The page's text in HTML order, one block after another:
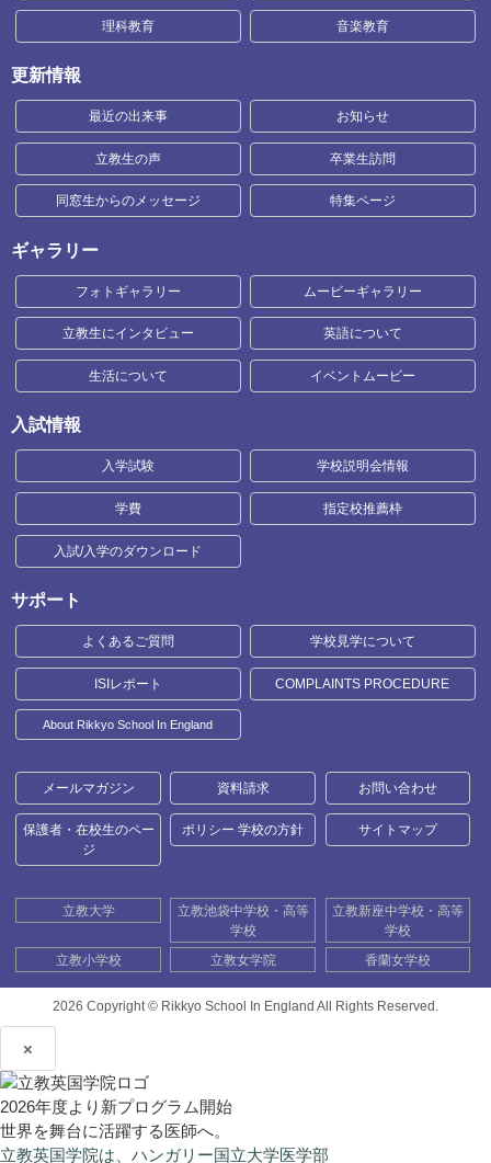
理科教育 音楽教育
更新情報
最近の出来事 お知らせ
立教生の声 卒業生訪問
同窓生からのメッセージ 特集ページ
ギャラリー
フォトギャラリー ムービーギャラリー
立教生にインタビュー 英語について
生活について イベントムービー
入試情報
入学試験 学校説明会情報
学費 指定校推薦枠
入試/入学のダウンロード
サポート
よくあるご質問 学校見学について
ISIレポート COMPLAINTS PROCEDURE
About Rikkyo School In England
メールマガジン 資料請求 お問い合わせ
保護者・在校生のペー
ジ
ポリシー 学校の方針 サイトマップ
立教大学
立教池袋中学校・高等
学校
立教新座中学校・高等
学校
立教小学校
立教女学院 香蘭女学校
2026 Copyright © Rikkyo School In England All Rights Reserved.
×
2026年度より新プログラム開始
世界を舞台に活躍する医師へ。
立教英国学院は、ハンガリー国立大学医学部